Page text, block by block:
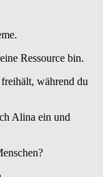
Ressource bin.
während du
Alina ein und